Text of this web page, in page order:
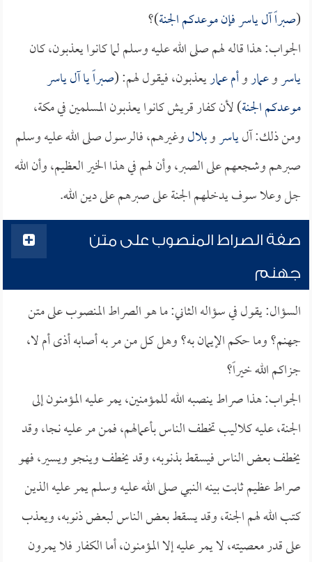
(صبراً آلياسرفإن موعدكم الجنة)؟
الجواب: هذا قاله لهم صلى الله عليه وسلم لما كانوا يعذبون، كان
ياسروعماروأم عماريعذبون، فيقول لهم: (صبراً يا آلياسر
موعدكم الجنة) لأن كفار قريش كانوا يعذبون المسلمين في مكة،
ومن ذلك: آلياسروبلالوغيرهم، فالرسول صلى الله عليه وسلم
صبرهم وشجعهم على الصبر، وأن لهم في هذا الخير العظيم، وأن الله
جل وعلا سوف يدخلهم الجنة على صبرهم على دين الله.
صفة الصراط المنصوب على متن
جهنم
السؤال: يقول في سؤاله الثاني: ما هو الصراط المنصوب على متن
جهنم؟ وما حكم الإيمان به؟ وهل كل من مر به أصابه أذى أم لا،
جزاكم الله خيراً؟
الجواب: هذا صراط ينصبه الله للمؤمنين، يمر عليه المؤمنون إلى
الجنة، عليه كلاليب تخطف الناس بأعمالهم، فمن مر عليه نجا، وقد
يخطف بعض الناس فيسقط بذنوبه، وقد يخطف وينجو ويسير، فهو
صراط عظيم ثابت بينه النبي صلى الله عليه وسلم يمر عليه الذين
كتب الله لهم الجنة، وقد يسقط بعض الناس لبعض ذنوبه، ويعذب
على قدر معصيته، لا يمر عليه إلا المؤمنون، أما الكفار فلا يمرون